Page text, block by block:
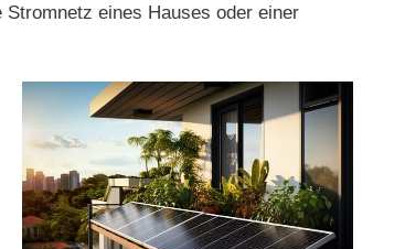
eines Hauses oder einer